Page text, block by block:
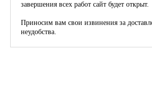
завершения всех работ сайт будет открыт.
Приносим вам свои извинения за
неудобства.